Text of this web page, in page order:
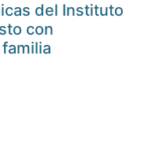
del Instituto
con